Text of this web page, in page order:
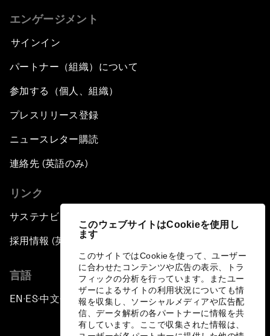
このウェブサイトはCookieを使用し
ます
このサイトではCookieを使って、ユーザー
に合わせたコンテンツや広告の表示、トラ
フィックの分析を行っています。またユー
ザーによるサイトの利用状況についても情
報を収集し、ソーシャルメディアや広告配
信、データ解析の各パートナーに情報を共
有しています。ここで収集された情報は、
エンゲージメント
サインイン
パートナー（組織）について
参加する（個人、組織）
プレスリリース登録
ニュースレター購読
連絡先 (英語のみ)
リンク
サステナビリティへの取り組み
採用情報 (英語のみ)
言語
EN ▪ES▪中文▪ 日本語